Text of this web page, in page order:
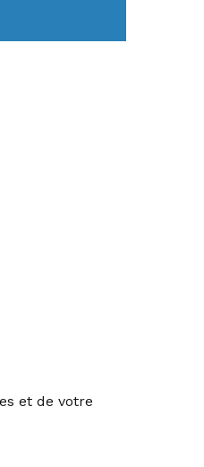
et de votre